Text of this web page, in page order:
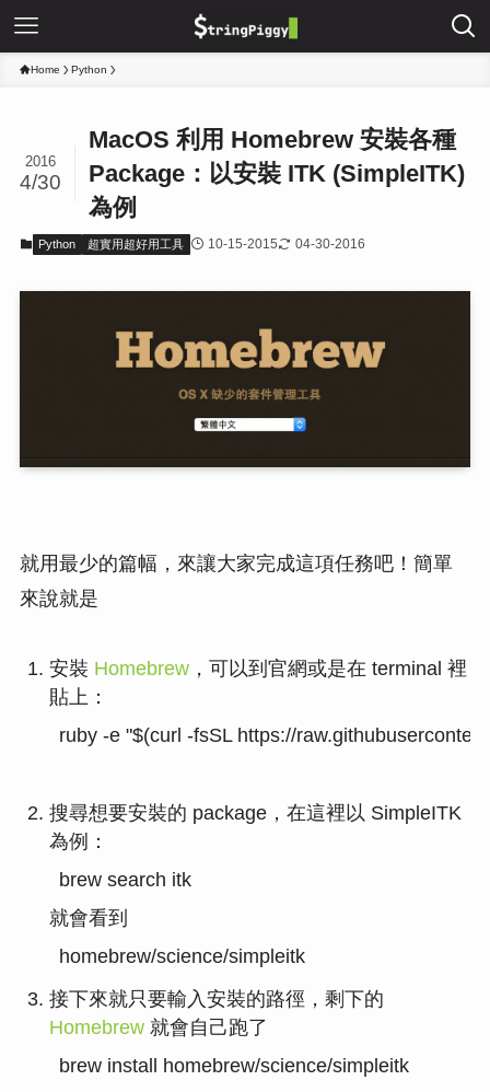
Home Python
MacOS 利用 Homebrew 安裝各種
Package：以安裝 ITK (SimpleITK)
為例
2016
4/30
Python 超實用超好用工具 10-15-2015 04-30-2016
就用最少的篇幅，來讓大家完成這項任務吧！簡單
來說就是
安裝 Homebrew，可以到官網或是在 terminal 裡
貼上：
ruby -e "$(curl -fsSL https://
搜尋想要安裝的 package，在這裡以 SimpleITK
為例：
brew search itk
就會看到
homebrew/science/simpleitk
接下來就只要輸入安裝的路徑，剩下的
Homebrew就會自己跑了
brew install homebrew/science/simpleitk